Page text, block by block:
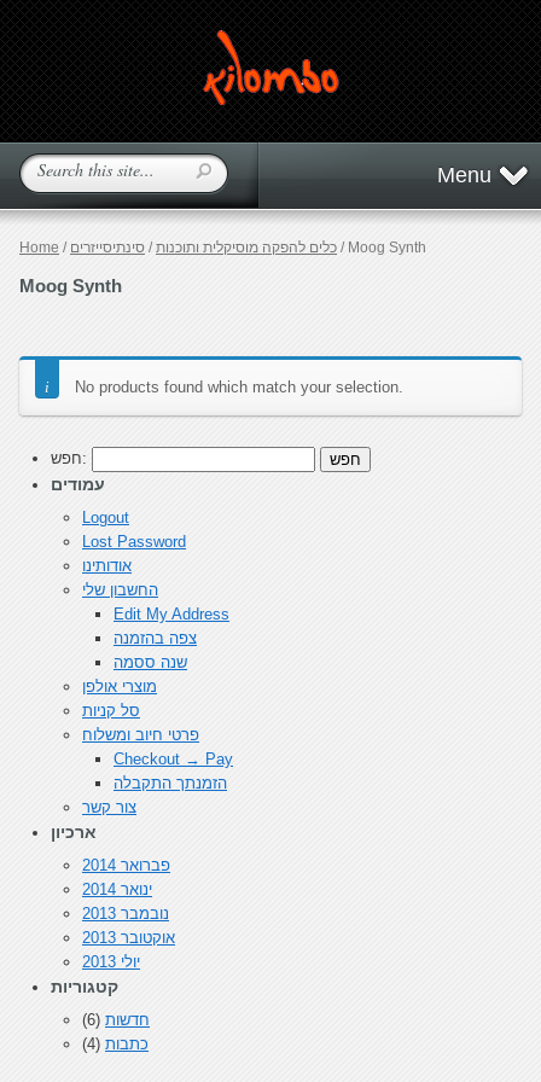
Menu
Home / כלים להפקה מוסיקלית ותוכנות/ סינתיסייזרים / Moog Synth
Moog Synth
No products found which match your selection.
חפש:
עמודים
Logout
Lost Password
אודותינו
החשבון שלי
Edit My Address
צפה בהזמנה
שנה ססמה
מוצרי אולפן
סל קניות
פרטי חיוב ומשלוח
Checkout → Pay
הזמנתך התקבלה
צור קשר
ארכיון
פברואר 2014
ינואר 2014
נובמבר 2013
אוקטובר 2013
יולי 2013
קטגוריות
חדשות (6)
כתבות (4)